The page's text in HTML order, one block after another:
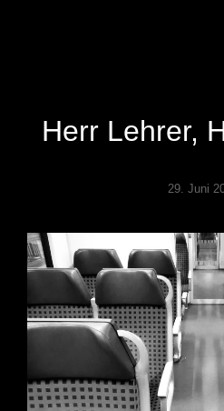
Herr Lehrer,
29. Juni